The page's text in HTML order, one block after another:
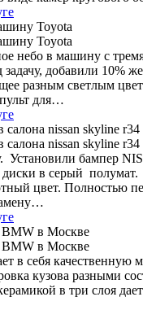
Toyota
Toyota
небо в машину с
добавили 10%
разным светлым
для…
nissan skyline r34
nissan skyline r34
Установили бампер
в серый
цвет. Полностью
BMW в Москве
BMW в Москве
в себя качественную
кузова разными
в три слоя